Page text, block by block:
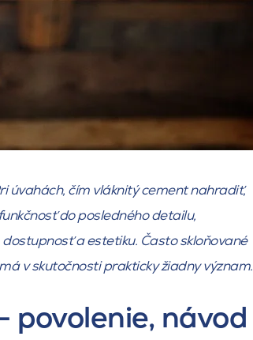
úvahách, čím vláknitý cement nahradiť,
do posledného detailu,
dostupnosť a estetiku. Často skloňované
v skutočnosti prakticky žiadny význam.
povolenie, návod